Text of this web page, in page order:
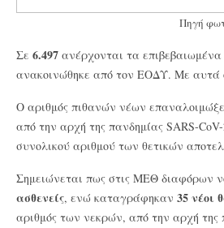
Πηγή
Σε 6.497 ανέρχονται τα
ανακοινώθηκε από τον ΕΟΔΥ. Με αυτά
Ο αριθμός πιθανών νέων
από την αρχή της πανδημίας SARS-
συνολικού αριθμού των θετικών
Σημειώνεται πως στις ΜΕΘ διαφόρων
ασθενείς, ενώ καταγράφηκαν 35 νέοι
αριθμός των νεκρών, από την αρχή της